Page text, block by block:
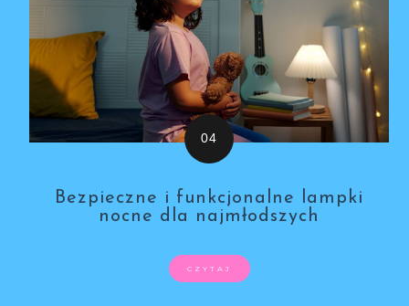
Bezpieczne i funkcjonalne lampki
nocne dla najmłodszych
CZYTAJ